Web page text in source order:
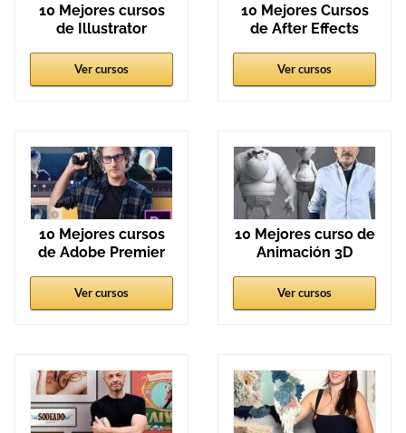
10 Mejores cursos
de Illustrator
Ver cursos
10 Mejores Cursos
de After Effects
Ver cursos
10 Mejores cursos
de Adobe Premier
Ver cursos
10 Mejores curso de
Animación 3D
Ver cursos